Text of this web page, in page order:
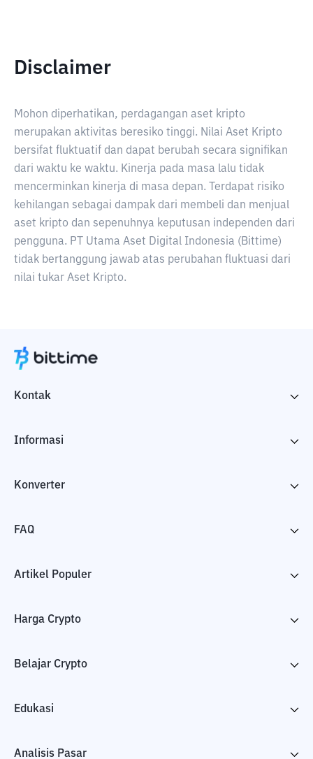
Disclaimer
Mohon diperhatikan, perdagangan aset kripto
merupakan aktivitas beresiko tinggi. Nilai Aset Kripto
bersifat fluktuatif dan dapat berubah secara signifikan
dari waktu ke waktu. Kinerja pada masa lalu tidak
mencerminkan kinerja di masa depan. Terdapat risiko
kehilangan sebagai dampak dari membeli dan menjual
aset kripto dan sepenuhnya keputusan independen dari
pengguna. PT Utama Aset Digital Indonesia (Bittime)
tidak bertanggung jawab atas perubahan fluktuasi dari
nilai tukar Aset Kripto.
Kontak
Informasi
Konverter
FAQ
Artikel Populer
Harga Crypto
Belajar Crypto
Edukasi
Analisis Pasar